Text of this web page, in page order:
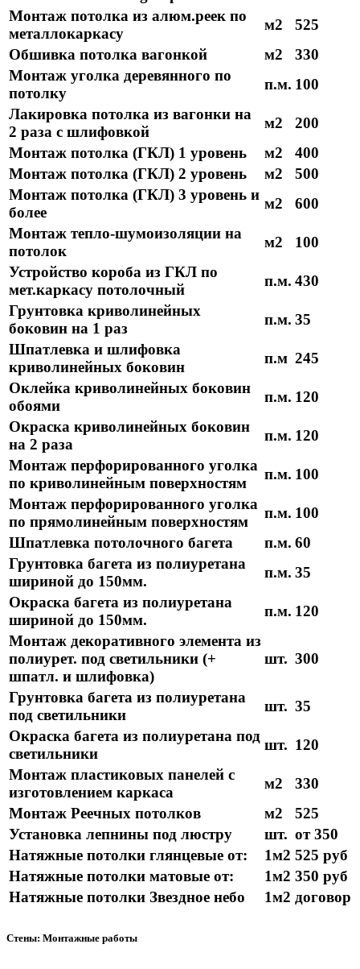
Монтаж потолка из алюм.реек по
металлокаркасу
м2
525
Обшивка потолка вагонкой
м2
330
Монтаж уголка деревянного по
потолку
п.м. 100
Лакировка потолка из вагонки на
2 раза с шлифовкой
м2
200
Монтаж потолка (ГКЛ) 1 уровень
м2
400
Монтаж потолка (ГКЛ) 2 уровень
м2
500
Монтаж потолка (ГКЛ) 3 уровень и
более
м2
600
Монтаж тепло-шумоизоляции на
потолок
м2
100
Устройство короба из ГКЛ по
мет.каркасу потолочный
п.м. 430
Грунтовка криволинейных
боковин на 1 раз
п.м. 35
Шпатлевка и шлифовка
криволинейных боковин
п.м 245
Оклейка криволинейных боковин
обоями
п.м. 120
Окраска криволинейных боковин
на 2 раза
п.м. 120
Монтаж перфорированного уголка
по криволинейным поверхностям
п.м. 100
Монтаж перфорированного уголка
по прямолинейным поверхностям
п.м. 100
Шпатлевка потолочного багета
п.м. 60
Грунтовка багета из полиуретана
шириной до 150мм.
п.м. 35
Окраска багета из полиуретана
шириной до 150мм.
п.м. 120
Монтаж декоративного элемента из
полиурет. под светильники (+
шпатл. и шлифовка)
шт. 300
Грунтовка багета из полиуретана
под светильники
шт. 35
Окраска багета из полиуретана под
светильники
шт. 120
Монтаж пластиковых панелей с
изготовлением каркаса
м2
330
Монтаж Реечных потолков
м2
525
Установка лепнины под люстру
шт. от 350
Натяжные потолки глянцевые от:
1м2 525 руб
Натяжные потолки матовые от:
1м2 350 руб
Натяжные потолки Звездное небо
1м2 договор
Стены: Монтажные работы